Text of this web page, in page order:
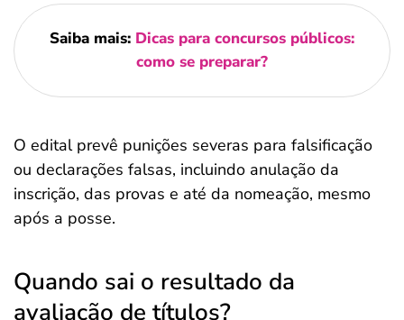
Saiba mais: Dicas para concursos públicos:
como se preparar?
O edital prevê punições severas para falsificação
ou declarações falsas, incluindo anulação da
inscrição, das provas e até da nomeação, mesmo
após a posse.
Quando sai o resultado da
avaliação de títulos?